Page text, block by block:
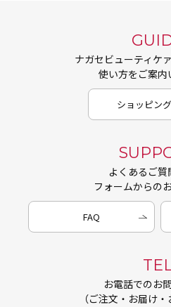
ナガセビューティケ
使い方をご案内
ショッピン
よくあるご
フォームからの
FAQ
お電話でのお
（ご注文・お届け・